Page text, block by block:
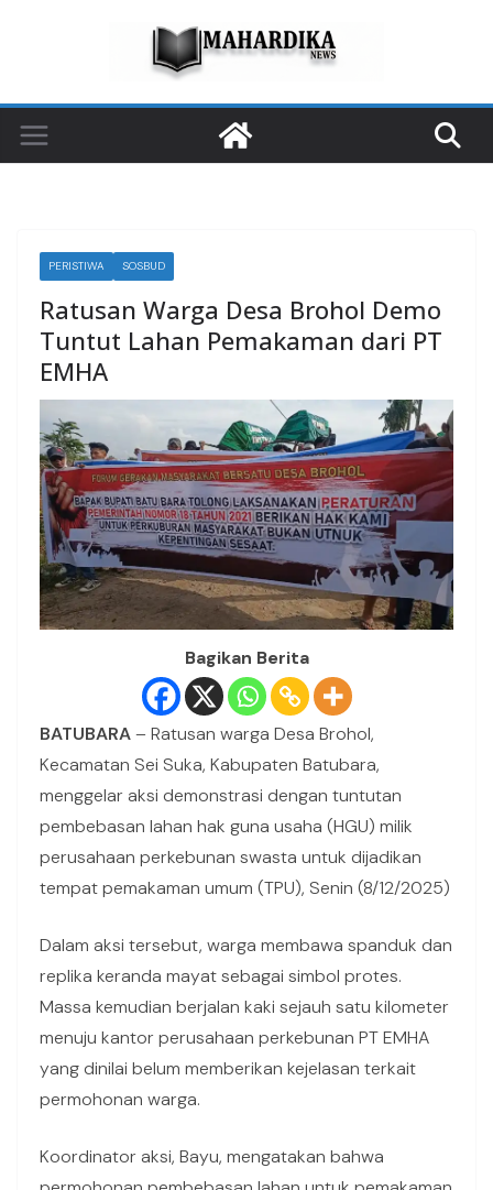
PERISTIWA SOSBUD
Ratusan Warga Desa Brohol Demo
Tuntut Lahan Pemakaman dari PT
EMHA
Bagikan Berita
BATUBARA– Ratusan warga Desa Brohol,
Kecamatan Sei Suka, Kabupaten Batubara,
menggelar aksi demonstrasi dengan tuntutan
pembebasan lahan hak guna usaha (HGU) milik
perusahaan perkebunan swasta untuk dijadikan
tempat pemakaman umum (TPU), Senin (8/12/2025)
Dalam aksi tersebut, warga membawa spanduk dan
replika keranda mayat sebagai simbol protes.
Massa kemudian berjalan kaki sejauh satu kilometer
menuju kantor perusahaan perkebunan PT EMHA
yang dinilai belum memberikan kejelasan terkait
permohonan warga.
Koordinator aksi, Bayu, mengatakan bahwa